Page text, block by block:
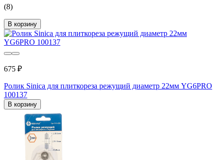
(8)
В корзину
675 ₽
Ролик Sinica для плиткореза режущий диаметр 22мм YG6PRO
100137
В корзину